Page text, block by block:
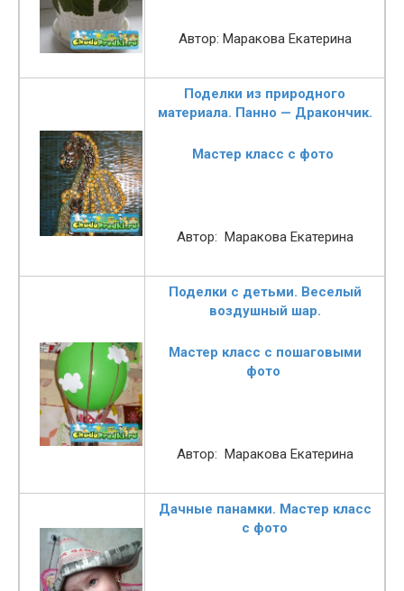
Автор: Маракова Екатерина
Поделки из природного
материала. Панно — Дракончик.
Мастер класс с фото
Автор: Маракова Екатерина
Поделки с детьми. Веселый
воздушный шар.
Мастер класс с пошаговыми
фото
Автор: Маракова Екатерина
Дачные панамки. Мастер класс
с фото